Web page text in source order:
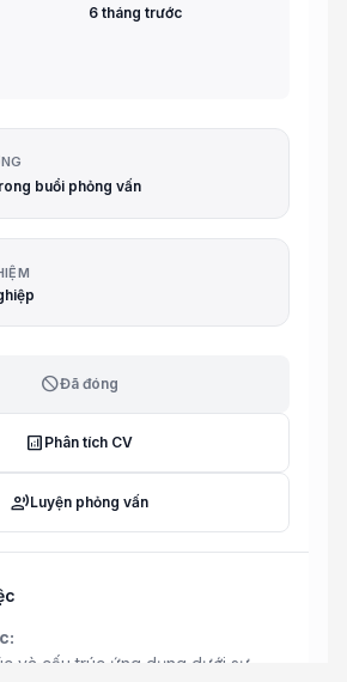
6 tháng trước
buổi phỏng vấn
blockĐã đóng
analytics Phân tích CV
record_voice_overLuyện phỏng vấn
và cấu trúc ứng dụng dưới sự